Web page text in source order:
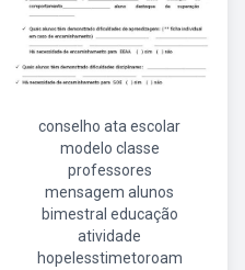
conselho ata escolar
modelo classe
professores
mensagem alunos
bimestral educação
atividade
hopelesstimetoroam